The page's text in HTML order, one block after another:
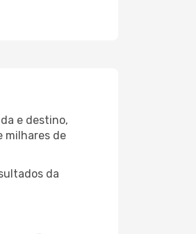
e destino,
milhares de
da